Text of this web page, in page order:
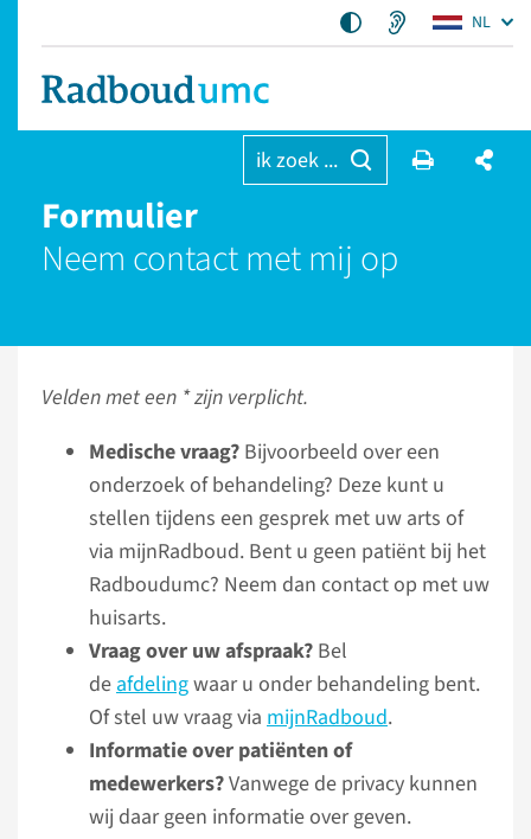
NL
ik zoek ...
Formulier
Neem contact met mij op
Velden met een * zijn verplicht.
Medische vraag? Bijvoorbeeld over een
onderzoek of behandeling? Deze kunt u
stellen tijdens een gesprek met uw arts of
via mijnRadboud. Bent u geen patiënt bij het
Radboudumc? Neem dan contact op met uw
huisarts.
Vraag over uw afspraak? Bel
deafdelingwaar u onder behandeling bent.
Of stel uw vraag via mijnRadboud.
Informatie over patiënten of
medewerkers?Vanwege de privacy kunnen
wij daar geen informatie over geven.